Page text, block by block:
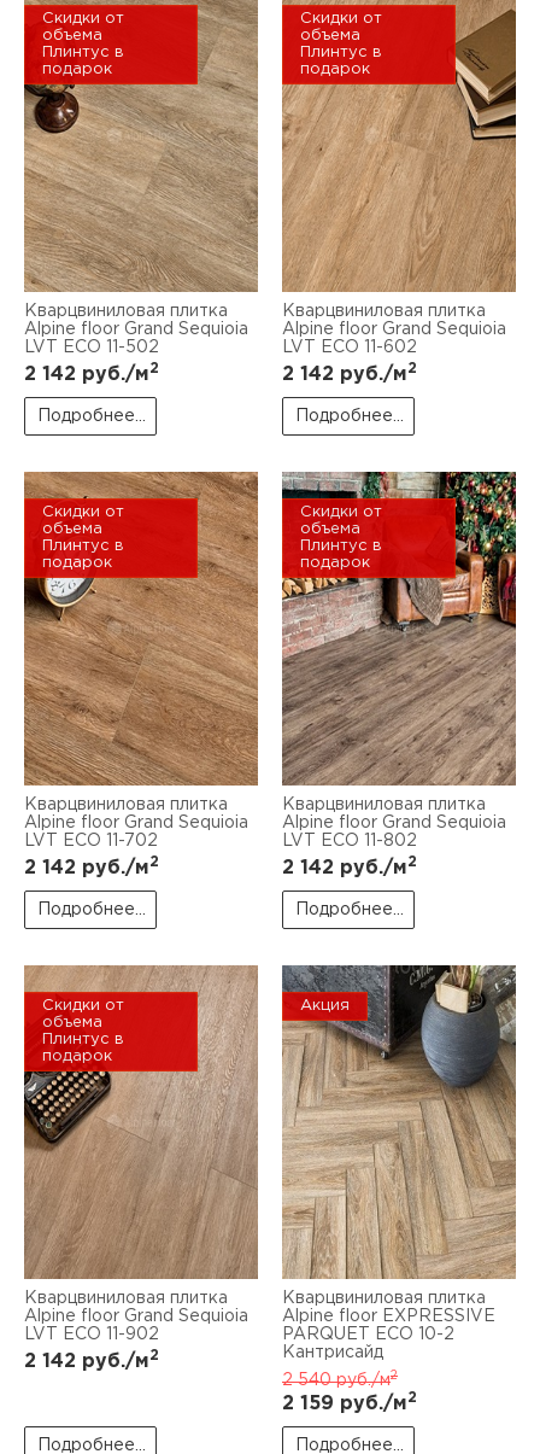
Скидки от
объема
Плинтус в
подарок
Кварцвиниловая плитка
Alpine floor Grand Sequioia
LVT ECO 11-502
2 142 руб./м2
Подробнее...
Скидки от
объема
Плинтус в
подарок
Кварцвиниловая плитка
Alpine floor Grand Sequioia
LVT ECO 11-602
2 142 руб./м2
Подробнее...
Скидки от
объема
Плинтус в
подарок
Кварцвиниловая плитка
Alpine floor Grand Sequioia
LVT ECO 11-702
2 142 руб./м2
Подробнее...
Скидки от
объема
Плинтус в
подарок
Кварцвиниловая плитка
Alpine floor Grand Sequioia
LVT ECO 11-802
2 142 руб./м2
Подробнее...
Скидки от
объема
Плинтус в
подарок
Кварцвиниловая плитка
Alpine floor Grand Sequioia
LVT ECO 11-902
2 142 руб./м2
Подробнее...
Акция
Кварцвиниловая плитка
Alpine floor EXPRESSIVE
PARQUET ЕСО 10-2
Кантрисайд
2 540руб./м2
2 159 руб./м2
Подробнее...